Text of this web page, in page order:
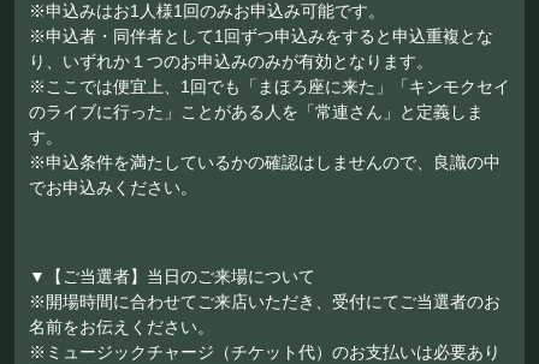
※申込みはお1人様1回のみお申込み可能です。
※申込者・同伴者として1回ずつ申込みをすると申込重複とな
り、いずれか１つのお申込みのみが有効となります。
※ここでは便宜上、1回でも「まほろ座に来た」「キンモクセイ
のライブに行った」ことがある人を「常連さん」と定義しま
す。
※申込条件を満たしているかの確認はしませんので、良識の中
でお申込みください。
▼【ご当選者】当日のご来場について
※開場時間に合わせてご来店いただき、受付にてご当選者のお
名前をお伝えください。
※ミュージックチャージ（チケット代）のお支払いは必要あり